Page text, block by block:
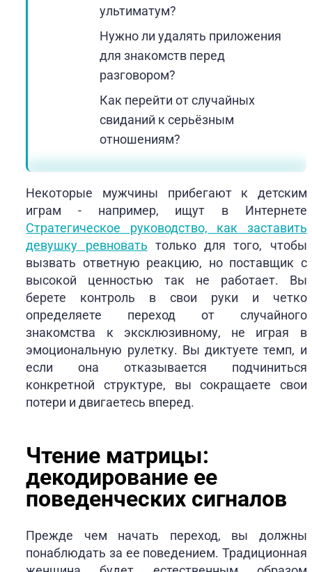
ультиматум?
Нужно ли удалять приложения
для знакомств перед
разговором?
Как перейти от случайных
свиданий к серьёзным
отношениям?
Некоторые мужчины прибегают к детским
играм - например, ищут в Интернете
Стратегическое руководство, как заставить
девушку ревновать только для того, чтобы
вызвать ответную реакцию, но поставщик с
высокой ценностью так не работает. Вы
берете контроль в свои руки и четко
определяете переход от случайного
знакомства к эксклюзивному, не играя в
эмоциональную рулетку. Вы диктуете темп, и
если она отказывается подчиниться
конкретной структуре, вы сокращаете свои
потери и двигаетесь вперед.
Чтение матрицы:
декодирование ее
поведенческих сигналов
Прежде чем начать переход, вы должны
понаблюдать за ее поведением. Традиционная